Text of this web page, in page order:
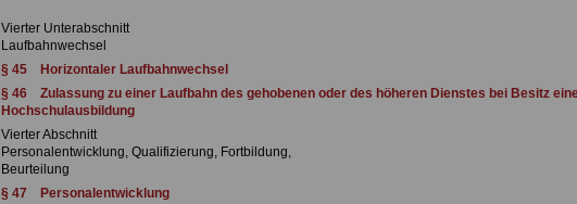
Vierter Unterabschnitt
Laufbahnwechsel
§ 45 Horizontaler Laufbahnwechsel
§ 46 Zulassung zu einer Laufbahn des gehobenen oder des höheren Dienstes bei Besitz
Hochschulausbildung
Vierter Abschnitt
Personalentwicklung, Qualifizierung, Fortbildung,
Beurteilung
§ 47 Personalentwicklung